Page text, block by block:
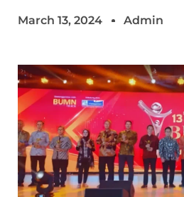
March 13, 2024 Admin